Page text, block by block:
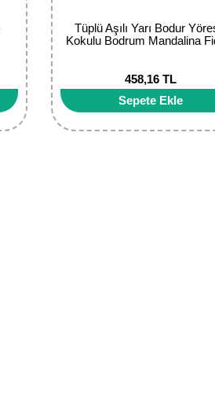
Tüplü Aşılı Yarı Bodur
Kokulu Bodrum Mandalina
458,16 TL
Sepete Ekle